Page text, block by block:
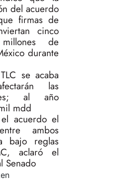
del acuerdo
firmas de
cinco
de
durante
se acaba
las
al año
mdd
acuerdo el
ambos
bajo reglas
aclaró el
Senado